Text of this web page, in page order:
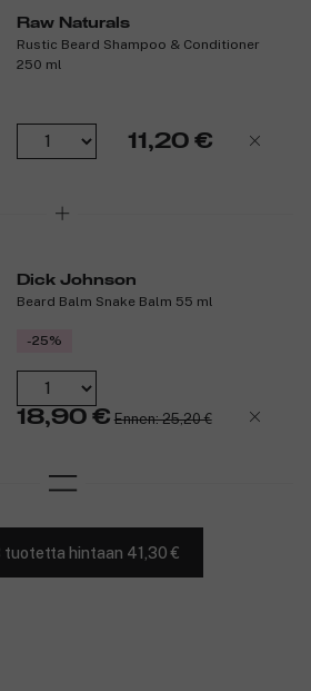
Raw Naturals
Rustic Beard Shampoo & Conditioner
250 ml
11,20 €
Dick Johnson
Beard Balm Snake Balm 55 ml
-25%
18,90 € Ennen: 25,20 €
tuotetta hintaan 41,30 €